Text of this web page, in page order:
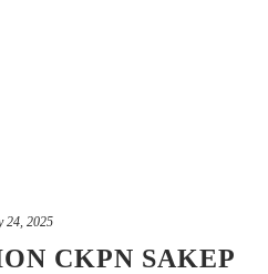
24, 2025
CKPN SAKEP